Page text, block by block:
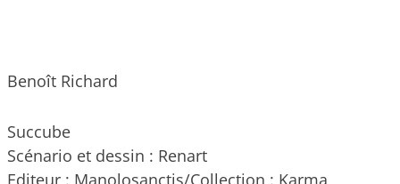
Benoît Richard
Succube
Scénario et dessin : Renart